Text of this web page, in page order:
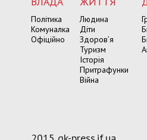
Політика
Комуналка
Офіційно
Людина
Діти
Здоров’я
Туризм
Історія
Притрафунки
Війна